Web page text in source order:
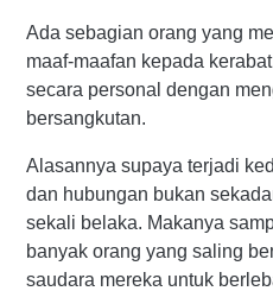
Ada sebagian orang yang
maaf-maafan kepada
secara personal dengan
bersangkutan.
Alasannya supaya terjadi
dan hubungan bukan
sekali belaka. Makanya
banyak orang yang saling
saudara mereka untuk